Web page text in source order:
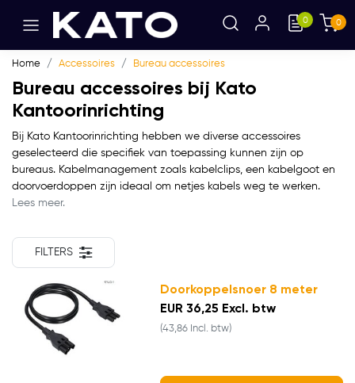
0 0
Home Accessoires Bureau accessoires
Bureau accessoires bij Kato
Kantoorinrichting
Bij Kato Kantoorinrichting hebben we diverse accessoires
geselecteerd die specifiek van toepassing kunnen zijn op
bureaus. Kabelmanagement zoals kabelclips, een kabelgoot en
doorvoerdoppen zijn ideaal om netjes kabels weg te werken.
Lees meer.
FILTERS
Doorkoppelsnoer 8 meter
EUR 36,25 Excl. btw
(43,86 Incl. btw)